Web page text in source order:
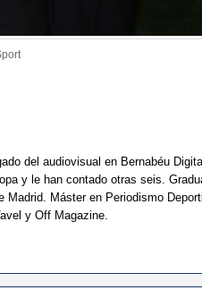
del audiovisual en Bernabéu
y le han contado otras seis.
Madrid. Máster en Periodismo
y Off Magazine.